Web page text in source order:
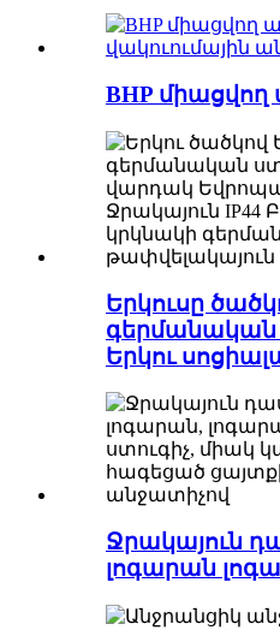
BHP
Երկուսը
Երկու
Ջրակայուն
լոգարան